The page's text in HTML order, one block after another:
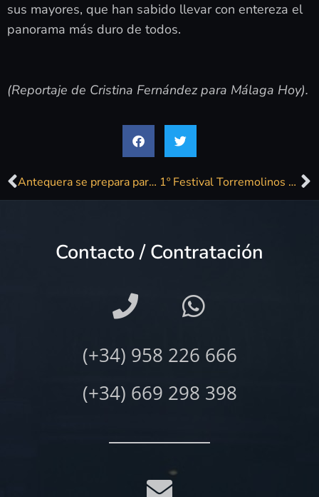
sus mayores, que han sabido llevar con entereza el
panorama más duro de todos.
(Reportaje de Cristina Fernández para Málaga Hoy).
Antequera se prepara para la Feria de Primavera 1º Festival Torremolinos Funky Town
Contacto / Contratación
(+34) 958 226 666
(+34) 669 298 398